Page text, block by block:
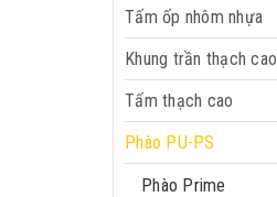
Tấm ốp nhôm nhựa
Khung trần thạch cao
Tấm thạch cao
Phào PU-PS
Phào Prime